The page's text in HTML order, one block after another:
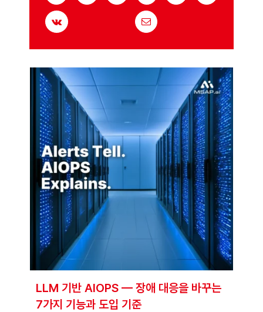
LLM 기반 AIOPS — 장애 대응을 바꾸는
7가지 기능과 도입 기준